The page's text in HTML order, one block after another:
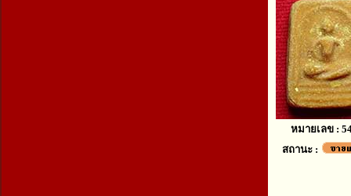
หมายเลข :
สถานะ :